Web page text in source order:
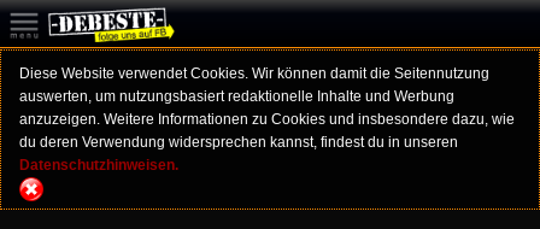
Diese Website verwendet Cookies. Wir können damit die Seitennutzung
auswerten, um nutzungsbasiert redaktionelle Inhalte und Werbung
anzuzeigen. Weitere Informationen zu Cookies und insbesondere dazu, wie
du deren Verwendung widersprechen kannst, findest du in unseren
Datenschutzhinweisen.